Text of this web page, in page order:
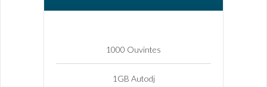
1000 Ouvintes
1GB Autodj